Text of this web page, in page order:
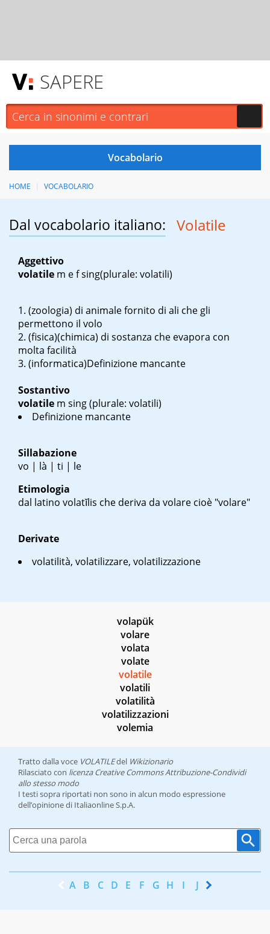
SAPERE
HOME VOCABOLARIO
Dal vocabolario italiano: Volatile
Aggettivo
volatile m ef sing(plurale: volatili)
(zoologia) di animale fornito di ali che gli
permettono il volo
(fisica)(chimica) di sostanza che evapora con
molta facilità
(informatica)Definizione mancante
Sostantivo
volatile m sing(plurale: volatili)
Definizione mancante
Sillabazione
vo | là | ti | le
Etimologia
dal latino volatĭlis che deriva da volare cioè "volare"
Derivate
volatilità, volatilizzare, volatilizzazione
volapük
volare
volata
volate
volatile
volatili
volatilità
volatilizzazioni
volemia
Tratto dalla voce VOLATILEdel Wikizionario
Rilasciato con licenza Creative Commons Attribuzione-Condividi
allo stesso modo
I testi sopra riportati non sono in alcun modo espressione
dell’opinione di Italiaonline S.p.A.
A B C D E F G H I J K